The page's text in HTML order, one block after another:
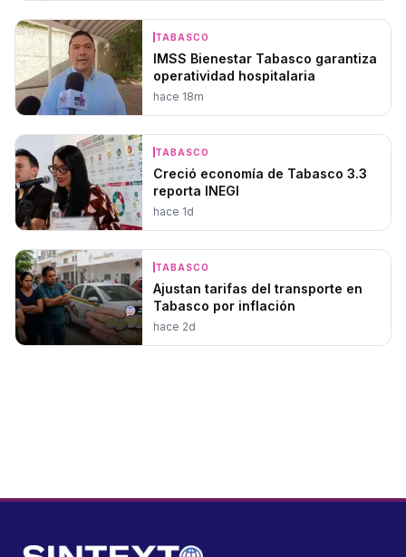
TABASCO
IMSS Bienestar Tabasco garantiza
operatividad hospitalaria
hace 18m
TABASCO
Creció economía de Tabasco 3.3
reporta INEGI
hace 1d
TABASCO
Ajustan tarifas del transporte en
Tabasco por inflación
hace 2d